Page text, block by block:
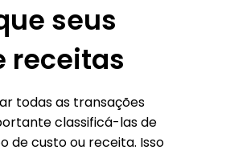
seus
receitas
todas as transações
classificá-las de
de custo ou receita. Isso